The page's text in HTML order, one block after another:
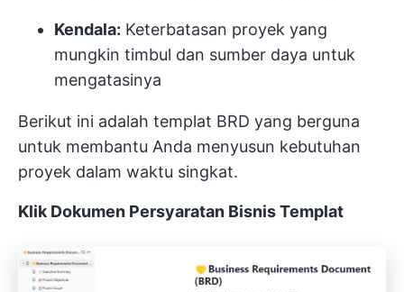
Kendala: Keterbatasan proyek yang
mungkin timbul dan sumber daya untuk
mengatasinya
Berikut ini adalah templat BRD yang berguna
untuk membantu Anda menyusun kebutuhan
proyek dalam waktu singkat.
Klik Dokumen Persyaratan BisnisTemplat